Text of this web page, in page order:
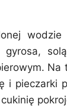
gyrosa,
i pieczarki